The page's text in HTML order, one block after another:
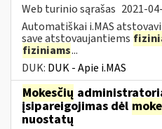
Web turinio sąrašas 2021-
Automatiškai i.MAS
save atstovaujantiems
fiziniams...
DUK: DUK - Apie i.MAS
Mokesčių
įsipareigojimas dėl
nuostatų